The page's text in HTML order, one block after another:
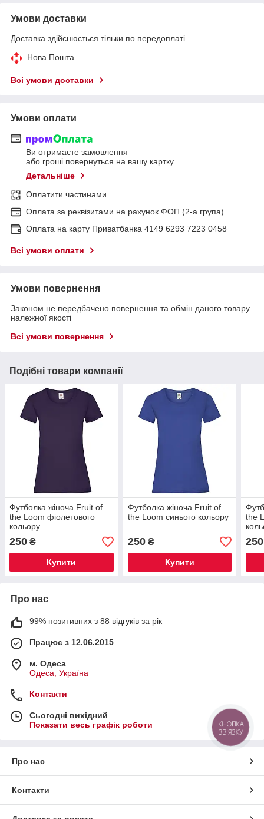
Умови доставки
Доставка здійснюється тільки по передоплаті.
Нова Пошта
Всі умови доставки
Умови оплати
Ви отримаєте замовлення
або гроші повернуться на вашу картку
Детальніше
Оплатити частинами
Оплата за реквізитами на рахунок ФОП (2-а група)
Оплата на карту Приватбанка 4149 6293 7223 0458
Всі умови оплати
Умови повернення
Законом не передбачено повернення та обмін даного товару
належної якості
Всі умови повернення
Подібні товари компанії
Футболка жіноча Fruit of
the Loom фіолетового
кольору
250 ₴
Купити
Футболка жіноча Fruit of
the Loom синього кольору
250₴
Купити
the
250
Про нас
99% позитивних з 88 відгуків за рік
Працює з 12.06.2015
м. Одеса
Одеса, Україна
Контакти
Сьогодні вихідний
Показати весь графік роботи
Про нас
Контакти
КНОПКА
ЗВ'ЯЗКУ